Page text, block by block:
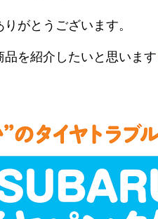
がとうございます。
を紹介したいと思います